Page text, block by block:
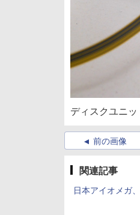
ディスクユニ
前の画像
関連記事
日本アイオメガ